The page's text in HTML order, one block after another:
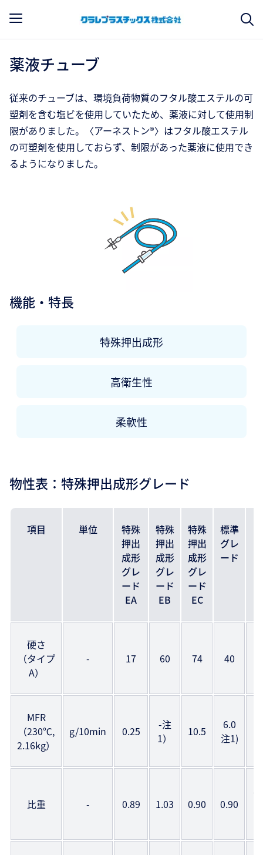
薬液チューブ
従来のチューブは、環境負荷物質のフタル酸エステルの可
塑剤を含む塩ビを使用していたため、薬液に対して使用制
限がありました。〈アーネストン®〉はフタル酸エステル
の可塑剤を使用しておらず、制限があった薬液に使用でき
るようになりました。
機能・特長
特殊押出成形
高衛生性
柔軟性
物性表：特殊押出成形グレード
項目 単位
特殊
押出
成形
グレ
ード
EA
特殊
押出
成形
グレ
ード
EB
特殊
押出
成形
グレ
ード
EC
標準
グレ
ード
硬さ
（タイプ
A）
- 17 60 74 40
MFR
（230℃,
2.16kg）
g/10min 0.25
-注
1）
10.5
6.0
注1)
比重 - 0.89 1.03 0.90 0.90